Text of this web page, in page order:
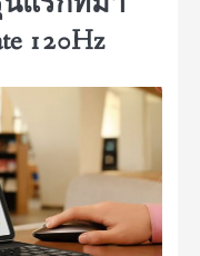
120Hz